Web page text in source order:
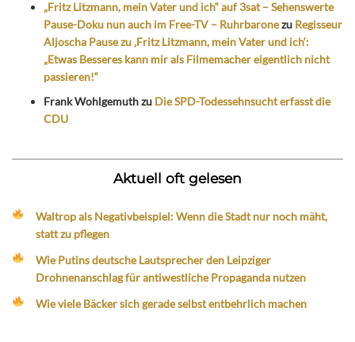
„Fritz Litzmann, mein Vater und ich“ auf 3sat – Sehenswerte
Pause-Doku nun auch im Free-TV – Ruhrbaronezu Regisseur
Aljoscha Pause zu ‚Fritz Litzmann, mein Vater und ich‘:
„Etwas Besseres kann mir als Filmemacher eigentlich nicht
passieren!“
Frank Wohlgemuthzu Die SPD-Todessehnsucht erfasst die
CDU
Aktuell oft gelesen
Waltrop als Negativbeispiel: Wenn die Stadt nur noch mäht,
statt zu pflegen
Wie Putins deutsche Lautsprecher den Leipziger
Drohnenanschlag für antiwestliche Propaganda nutzen
Wie viele Bäcker sich gerade selbst entbehrlich machen